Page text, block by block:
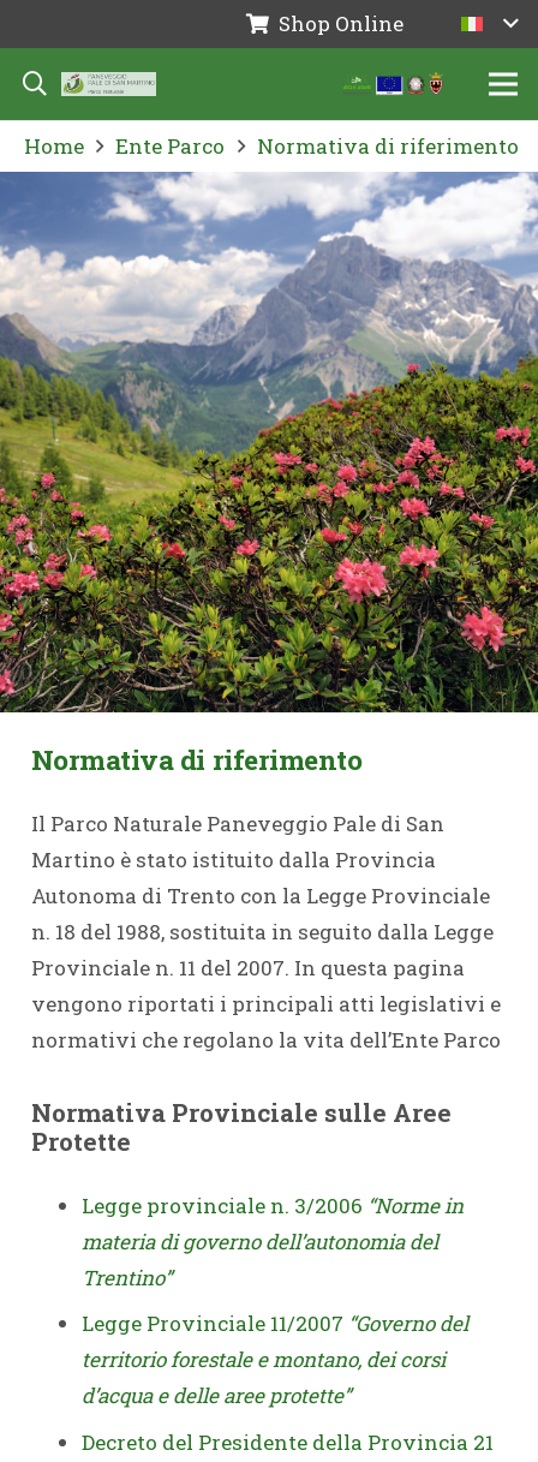
Shop Online
Home Ente Parco Normativa di riferimento
Normativa di riferimento
Il Parco Naturale Paneveggio Pale di San
Martino è stato istituito dalla Provincia
Autonoma di Trento con la Legge Provinciale
n. 18 del 1988, sostituita in seguito dalla Legge
Provinciale n. 11 del 2007. In questa pagina
vengono riportati i principali atti legislativi e
normativi che regolano la vita dell’Ente Parco
Normativa Provinciale sulle Aree
Protette
Legge provinciale n. 3/2006 “Norme in
materia di governo dell’autonomia del
Trentino”
Legge Provinciale 11/2007 “Governo del
territorio forestale e montano, dei corsi
d’acqua e delle aree protette”
Decreto del Presidente della Provincia 21